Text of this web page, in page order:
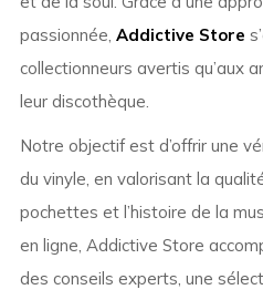
passionnée, Addictive Store
collectionneurs avertis qu’aux
leur discothèque.
Notre objectif est d’offrir une
du vinyle, en valorisant la
pochettes et l’histoire de la
en ligne, Addictive Store
des conseils experts, une